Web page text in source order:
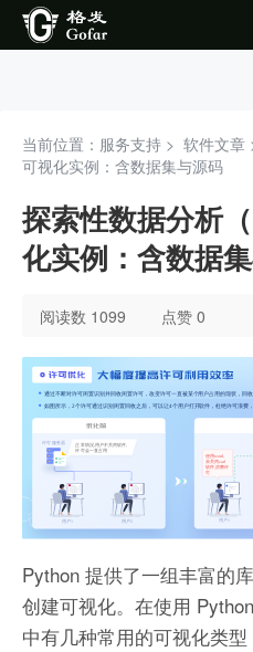
当前位置：服务支持 > 软件文章
可视化实例：含数据集与源码
探索性数据分析
化实例：含数据
阅读数 1099 点赞 0
Python 提供了一组丰富的
创建可视化。在使用
中有几种常用的可视化类型